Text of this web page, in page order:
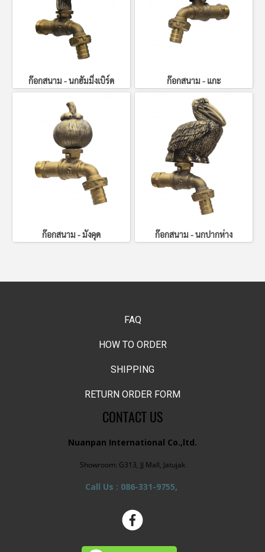
ก๊อกสนาม - นกฮัมมิ่งเบิร์ด ก๊อกสนาม - แกะ
ก๊อกสนาม - มังคุด ก๊อกสนาม - นกปากห่าง
FAQ
HOW TO ORDER
SHIPPING
RETURN ORDER FORM
CONTACT US
Nuanpan International Co.,ltd.
Showroom: G313, JJ Mall, Jatujak
Call Us : 086-331-9755,